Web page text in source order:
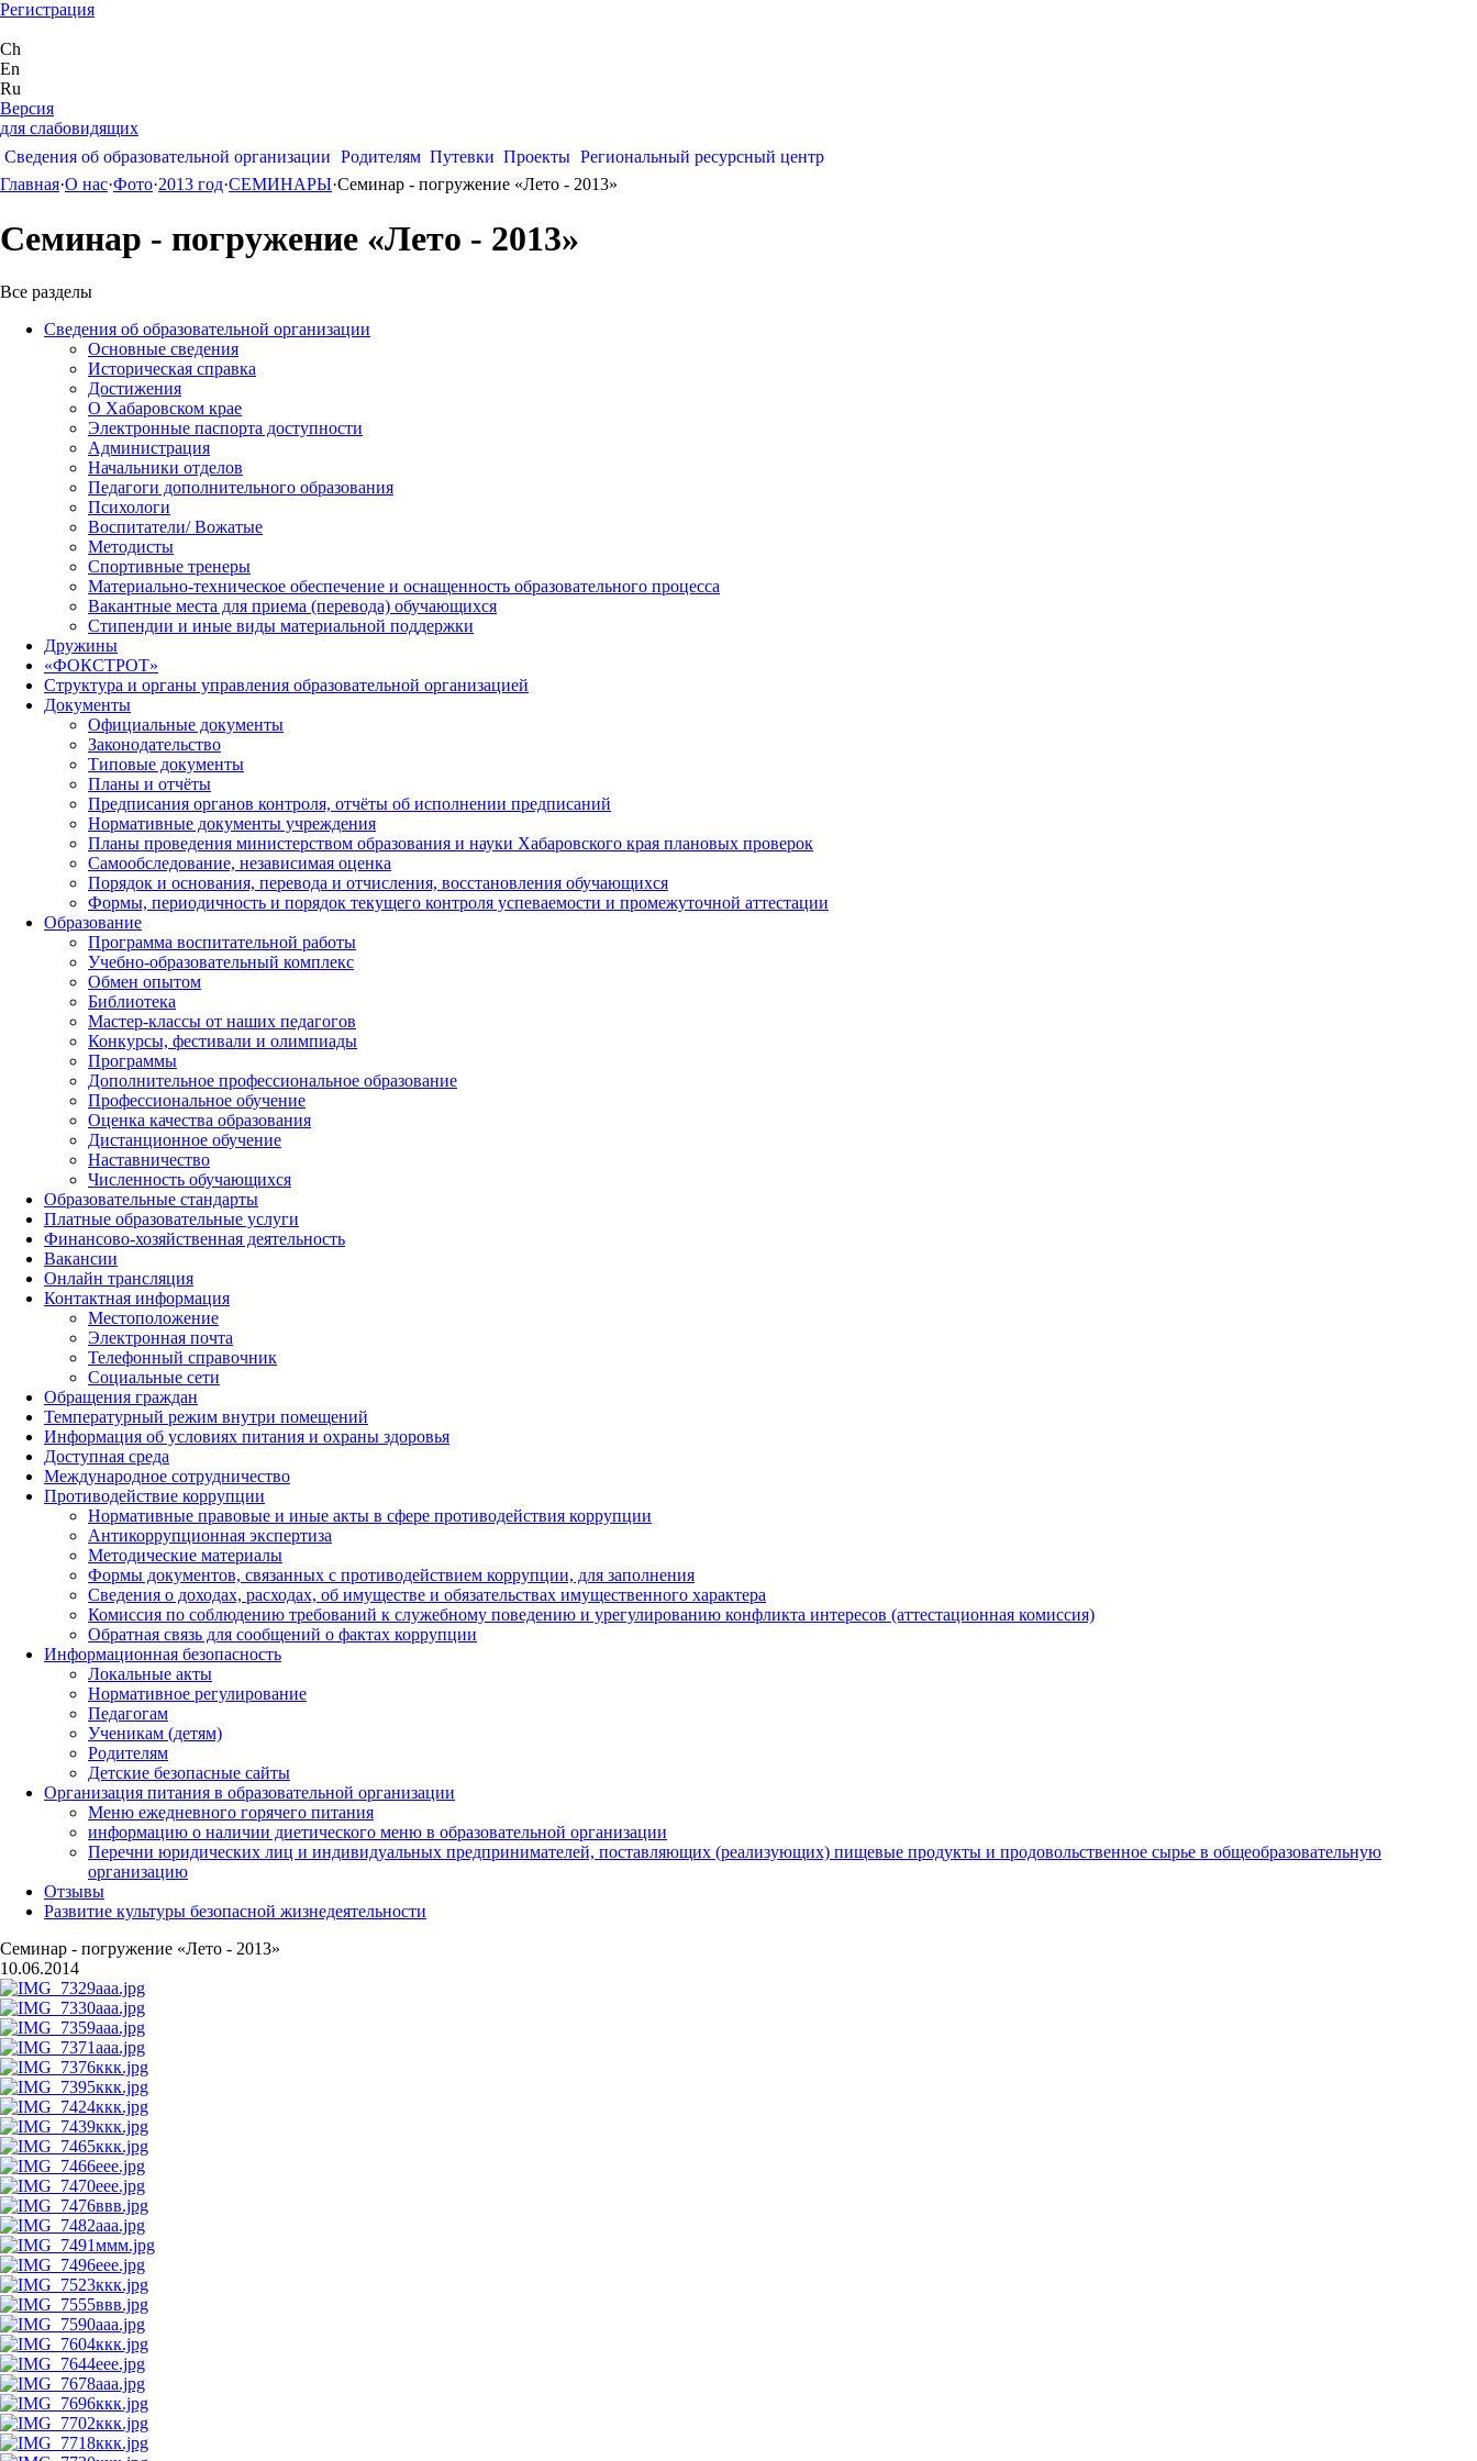
Регистрация
Ch
En
Ru
Версия
для слабовидящих
Сведения об образовательной организации Родителям Путевки Проекты Региональный ресурсный центр
Главная·О нас·Фото·2013 год·СЕМИНАРЫ·Семинар - погружение «Лето - 2013»
Семинар - погружение «Лето - 2013»
Все разделы
Сведения об образовательной организации
Основные сведения
Историческая справка
Достижения
О Хабаровском крае
Электронные паспорта доступности
Администрация
Начальники отделов
Педагоги дополнительного образования
Психологи
Воспитатели/ Вожатые
Методисты
Спортивные тренеры
Материально-техническое обеспечение и оснащенность образовательного процесса
Вакантные места для приема (перевода) обучающихся
Стипендии и иные виды материальной поддержки
Дружины
«ФОКСТРОТ»
Структура и органы управления образовательной организацией
Документы
Официальные документы
Законодательство
Типовые документы
Планы и отчёты
Предписания органов контроля, отчёты об исполнении предписаний
Нормативные документы учреждения
Планы проведения министерством образования и науки Хабаровского края плановых проверок
Самообследование, независимая оценка
Порядок и основания, перевода и отчисления, восстановления обучающихся
Формы, периодичность и порядок текущего контроля успеваемости и промежуточной аттестации
Образование
Программа воспитательной работы
Учебно-образовательный комплекс
Обмен опытом
Библиотека
Мастер-классы от наших педагогов
Конкурсы, фестивали и олимпиады
Программы
Дополнительное профессиональное образование
Профессиональное обучение
Оценка качества образования
Дистанционное обучение
Наставничество
Численность обучающихся
Образовательные стандарты
Платные образовательные услуги
Финансово-хозяйственная деятельность
Вакансии
Онлайн трансляция
Контактная информация
Местоположение
Электронная почта
Телефонный справочник
Социальные сети
Обращения граждан
Температурный режим внутри помещений
Информация об условиях питания и охраны здоровья
Доступная среда
Международное сотрудничество
Противодействие коррупции
Нормативные правовые и иные акты в сфере противодействия коррупции
Антикоррупционная экспертиза
Методические материалы
Формы документов, связанных с противодействием коррупции, для заполнения
Сведения о доходах, расходах, об имуществе и обязательствах имущественного характера
Комиссия по соблюдению требований к служебному поведению и урегулированию конфликта интересов (аттестационная комиссия)
Обратная связь для сообщений о фактах коррупции
Информационная безопасность
Локальные акты
Нормативное регулирование
Педагогам
Ученикам (детям)
Родителям
Детские безопасные сайты
Организация питания в образовательной организации
Меню ежедневного горячего питания
информацию о наличии диетического меню в образовательной организации
Перечни юридических лиц и индивидуальных предпринимателей, поставляющих (реализующих) пищевые продукты и продовольственное сырье в общеобразовательную
организацию
Отзывы
Развитие культуры безопасной жизнедеятельности
Семинар - погружение «Лето - 2013»
10.06.2014